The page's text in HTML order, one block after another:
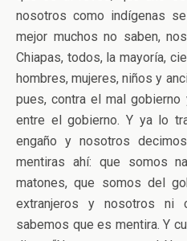
nosotros como indígenas
mejor muchos no saben,
Chiapas, todos, la mayoría,
hombres, mujeres, niños y
pues, contra el mal
entre el gobierno. Y ya lo
engaño y nosotros
mentiras ahí: que somos
matones, que somos del
extranjeros y nosotros ni
sabemos que es mentira. Y